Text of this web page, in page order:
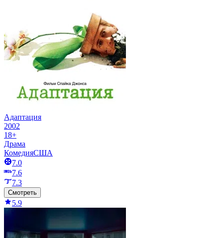
Адаптация
2002
18+
Драма
КомедияСША
7.0
7.6
7.3
Смотреть
5.9